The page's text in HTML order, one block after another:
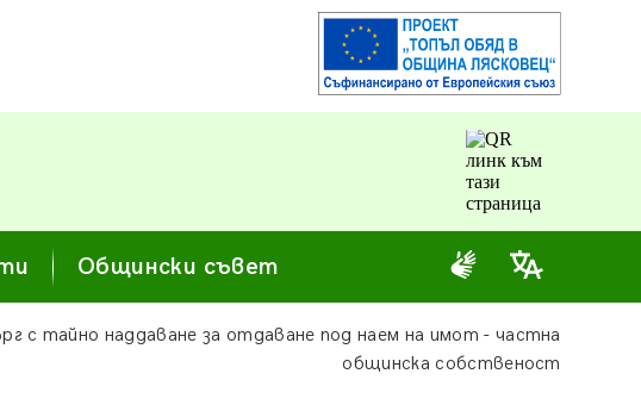
Общински съвет
с тайно наддаване за отдаване под наем на имот - частна
общинска собственост